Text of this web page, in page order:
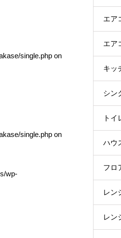
single.phpon
single.phpon
wp-
エア
エア
キッ
シ
トイ
ハウ
フロ
レン
レ